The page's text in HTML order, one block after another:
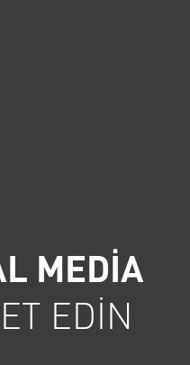
MEDIA
EDIN